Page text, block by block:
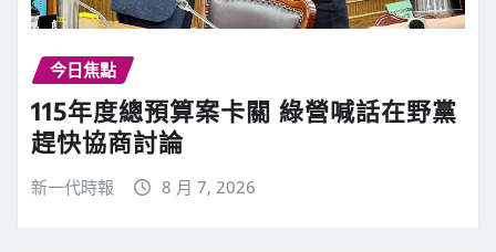
今日焦點
115年度總預算案卡關 綠營喊話在野黨
趕快協商討論
新一代時報 8 月 7, 2026